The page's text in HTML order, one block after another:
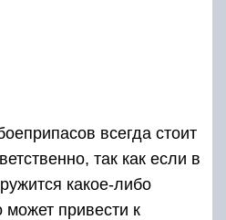
всегда стоит
так как если в
какое-либо
может привести к